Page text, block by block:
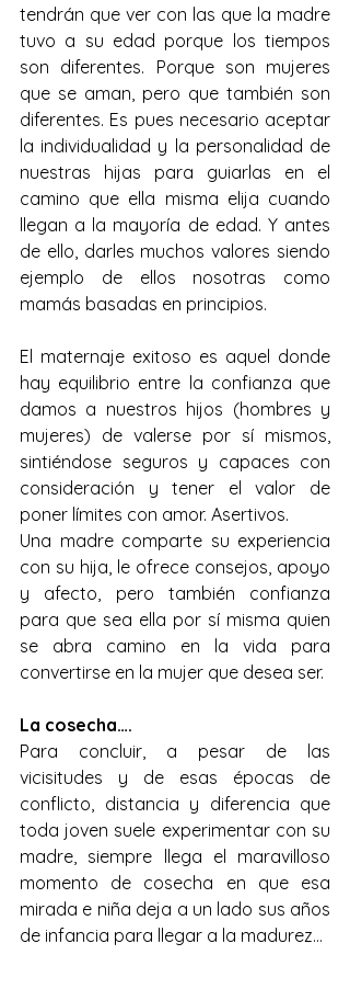
tendrán que ver con las que la madre
tuvo a su edad porque los tiempos
son diferentes. Porque son mujeres
que se aman, pero que también son
diferentes. Es pues necesario aceptar
la individualidad y la personalidad de
nuestras hijas para guiarlas en el
camino que ella misma elija cuando
llegan a la mayoría de edad. Y antes
de ello, darles muchos valores siendo
ejemplo de ellos nosotras como
mamás basadas en principios.
El maternaje exitoso es aquel donde
hay equilibrio entre la confianza que
damos a nuestros hijos (hombres y
mujeres) de valerse por sí mismos,
sintiéndose seguros y capaces con
consideración y tener el valor de
poner límites con amor. Asertivos.
Una madre comparte su experiencia
con su hija, le ofrece consejos, apoyo
y afecto, pero también confianza
para que sea ella por sí misma quien
se abra camino en la vida para
convertirse en la mujer que desea ser.
La cosecha….
Para concluir, a pesar de las
vicisitudes y de esas épocas de
conflicto, distancia y diferencia que
toda joven suele experimentar con su
madre, siempre llega el maravilloso
momento de cosecha en que esa
mirada e niña deja a un lado sus años
de infancia para llegar a la madurez…